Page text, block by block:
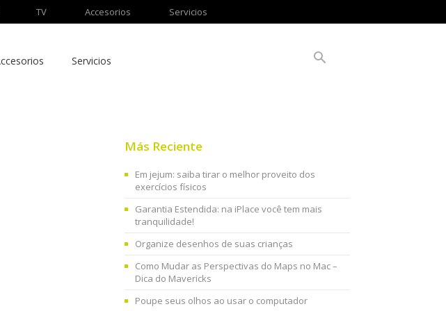
TV Accesorios Servicios
Servicios
Más Reciente
Em jejum: saiba tirar o melhor proveito dos
exercícios físicos
Garantia Estendida: na iPlace você tem mais
tranquilidade!
Organize desenhos de suas crianças
Como Mudar as Perspectivas do Maps no Mac –
Dica do Mavericks
Poupe seus olhos ao usar o computador